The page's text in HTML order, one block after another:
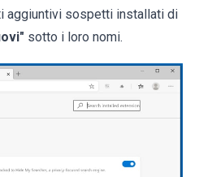
aggiuntivi sospetti installati di
sotto i loro nomi.